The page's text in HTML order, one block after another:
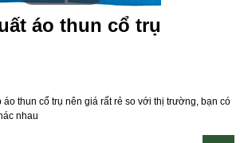
áo thun cổ trụ
áo thun cổ trụ nên giá rất rẻ so với thị trường, bạn có
nhau